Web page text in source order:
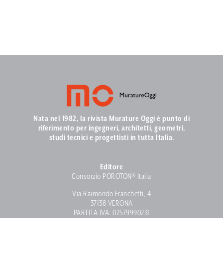
Nata nel 1982, la rivista Murature Oggi è punto di
riferimento per ingegneri, architetti, geometri,
studi tecnici e progettisti in tutta Italia.
Editore
Consorzio POROTON® Italia
Via Raimondo Franchetti, 4
37138 VERONA
PARTITA IVA: 02579990231